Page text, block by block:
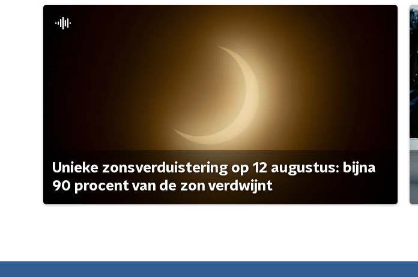
Unieke zonsverduistering op 12 augustus: bijna
90 procent van de zon verdwijnt